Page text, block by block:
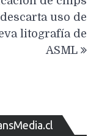
uso de
litografía de
ASML
de